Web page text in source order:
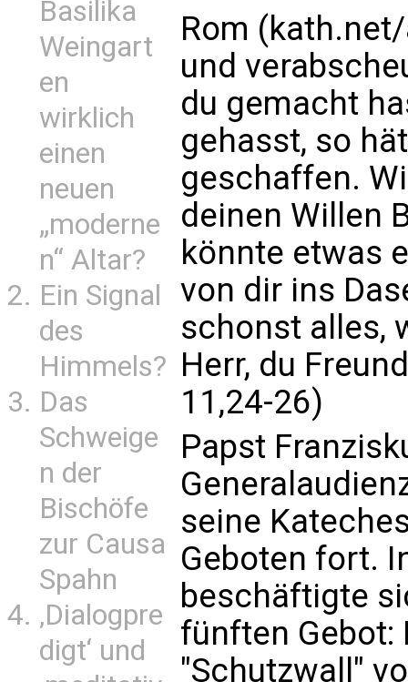
Basilika
Weingart
en
wirklich
einen
neuen
„moderne
n“ Altar?
Ein Signal
des
Himmels?
Das
Schweige
n der
Bischöfe
zur Causa
Spahn
‚Dialogpre
digt‘ und
Rom (kath.net/
und
du gemacht
gehasst, so
geschaffen.
deinen Willen
könnte etwas
von dir ins
schonst alles,
Herr, du
11,24-26)
Papst
seine
Geboten fort.
beschäftigte
fünften Gebot:
"Schutzwall"